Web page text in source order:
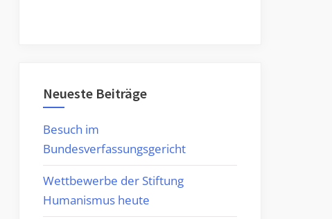
Neueste Beiträge
Besuch im
Bundesverfassungsgericht
Wettbewerbe der Stiftung
Humanismus heute